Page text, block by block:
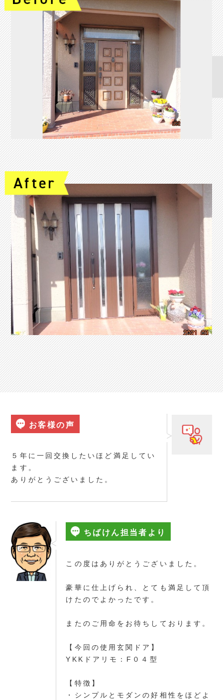
お客様の声
５年に一回交換したいほど満足してい
ます。
ありがとうございました。
ちばけん担当者より
この度はありがとうございました。
豪華に仕上げられ、とても満足して頂
けたのでよかったです。
またのご用命をお待ちしております。
【今回の使用玄関ドア】
YKKドアリモ：F０４型
【特徴】
・シンプルとモダンの好相性をほどよ